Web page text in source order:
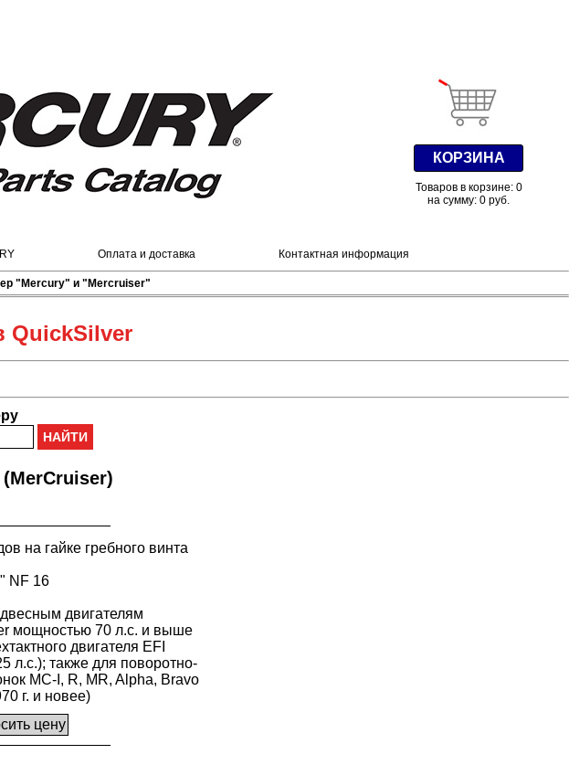
КОРЗИНА
Товаров в корзине: 0
на сумму: 0 руб.
Оплата и доставка Контактная информация
"Mercury" и "Mercruiser"
QuickSilver
на гайке гребного винта
NF 16
двигателям
мощностью 70 л.с. и выше
двигателя EFI
л.с.); также для поворотно-
MC-I, R, MR, Alpha, Bravo
г. и новее)